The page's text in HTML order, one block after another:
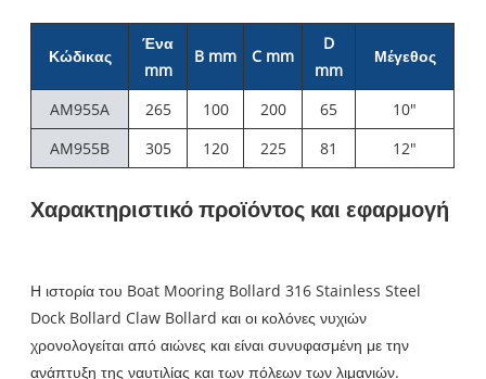
Κώδικας
Ένα
mm
B mm C mm
D
mm
Μέγεθος
AM955A 265 100 200 65
10"
AM955B
305 120 225 81 12"
Χαρακτηριστικό προϊόντος και εφαρμογή
Η ιστορία του Boat Mooring Bollard 316 Stainless Steel
Dock Bollard Claw Bollard και οι κολόνες νυχιών
χρονολογείται από αιώνες και είναι συνυφασμένη με την
ανάπτυξη της ναυτιλίας και των πόλεων των λιμανιών.